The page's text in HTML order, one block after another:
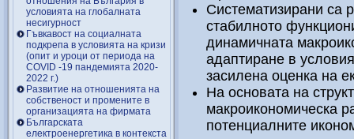
условията на глобалната
несигурност
Гъвкавост на социалната
подкрепа в условията на кризи
(опит и уроци от периода на
COVID -19 пандемията 2020-
2022 г.)
Развитие на отношенията на
собственост и промените в
организацията на фирмата
Българската
електроенергетика в контекста
Систематизирани са
стабилното
динамичната
адаптиране в
засилена оценка на
На основата на
макроикономическа
потенциалните